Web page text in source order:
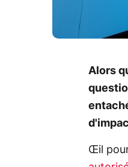
Alors
Œil